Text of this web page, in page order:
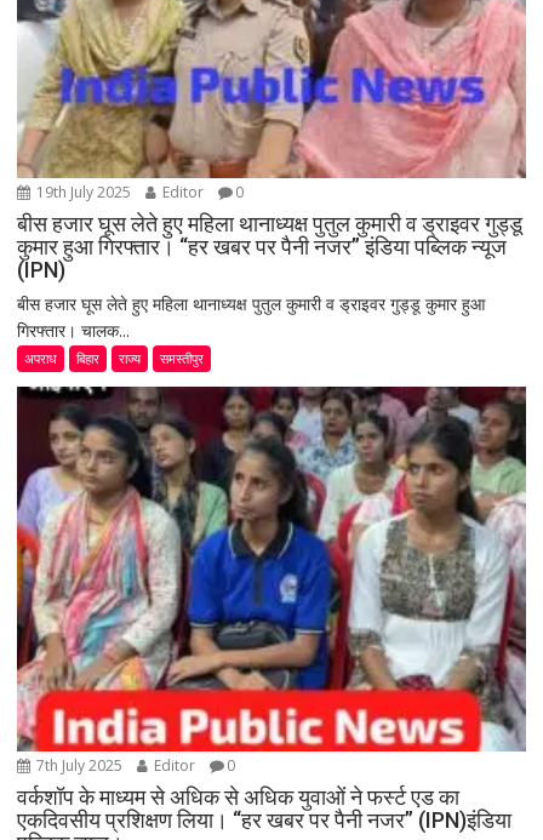
19th July 2025 Editor 0
बीस हजार घूस लेते हुए महिला थानाध्यक्ष पुतुल कुमारी व ड्राइवर गुड्डू
कुमार हुआ गिरफ्तार। “हर खबर पर पैनी नजर” इंडिया पब्लिक न्यूज
(IPN)
बीस हजार घूस लेते हुए महिला थानाध्यक्ष पुतुल कुमारी व ड्राइवर गुड्डू कुमार हुआ
गिरफ्तार। चालक...
अपराध बिहार राज्य समस्तीपुर
7th July 2025 Editor 0
वर्कशॉप के माध्यम से अधिक से अधिक युवाओं ने फर्स्ट एड का
एकदिवसीय प्रशिक्षण लिया। “हर खबर पर पैनी नजर” (IPN)इंडिया